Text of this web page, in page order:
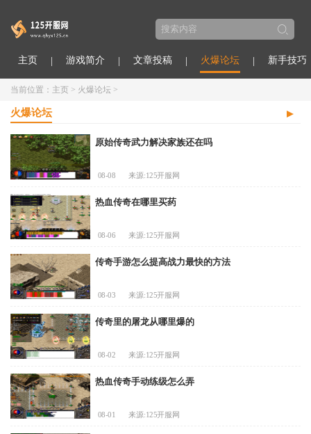
主页 游戏简介 文章投稿 火爆论坛 新手技巧
当前位置： 主页 > 火爆论坛 >
火爆论坛
原始传奇武力解决家族还在吗
08-08 来源:125开服网
热血传奇在哪里买药
08-06 来源:125开服网
传奇手游怎么提高战力最快的方法
08-03 来源:125开服网
传奇里的屠龙从哪里爆的
08-02 来源:125开服网
热血传奇手动练级怎么弄
08-01 来源:125开服网